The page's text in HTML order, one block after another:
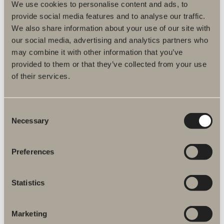
We use cookies to personalise content and ads, to
provide social media features and to analyse our traffic.
We also share information about your use of our site with
our social media, advertising and analytics partners who
may combine it with other information that you’ve
provided to them or that they’ve collected from your use
of their services.
Selection
Necessary
Preferences
Statistics
Marketing
Det handlar om mer än bara vad som syns på ytan. Tänk på
produkternas livslängd, hur enkel monteringen är,
miljöaspekterna och inte minst logistiken. På Svedbergs
har vi många smarta lösningar som kan hjälpa till att
effektivisera projektet. Det handlar om att skapa badrum
som inte bara är vackra idag, utan som håller över tid.
– Faktum är att vi nyligen har byggt ett nytt hus, och
självklart är det Svedbergs som pryder alla badrummen.
Visst, jag kanske är partisk, men sanningen är att hela
familjen älskar våra badrum – och det har blivit så snyggt!
storlekar, men alla i svart ask och kompletterade med
smart förvaring i form av högskåp i svart ask. Langfoss, vår